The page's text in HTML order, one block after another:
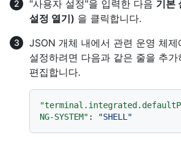
"사용자 설정"을 입력한 다음 기본
설정 열기) 을 클릭합니다.
JSON 개체 내에서 관련 운영 체
설정하려면 다음과 같은 줄을 추
편집합니다.
NG-SYSTEM" : "SHELL"